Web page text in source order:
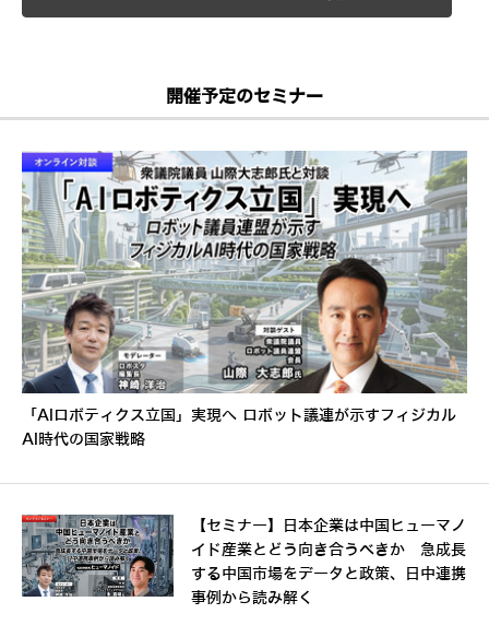
開催予定のセミナー
「AIロボティクス立国」実現へ ロボット議連が示すフィジカル
AI時代の国家戦略
【セミナー】日本企業は中国ヒューマノ
イド産業とどう向き合うべきか 急成長
する中国市場をデータと政策、日中連携
事例から読み解く